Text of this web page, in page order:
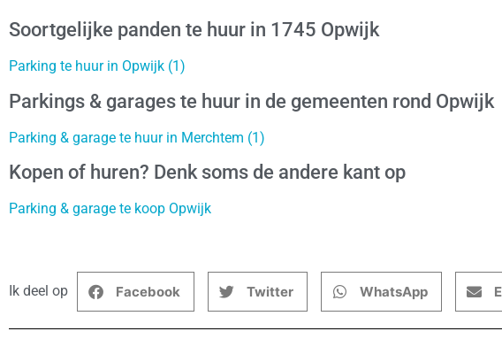
Soortgelijke panden te huur in 1745 Opwijk
Parking te huur in Opwijk (1)
Parkings & garages te huur in de gemeenten rond Opwijk
Parking & garage te huur in Merchtem (1)
Kopen of huren? Denk soms de andere kant op
Parking & garage te koop Opwijk
Ik deel op Facebook Twitter WhatsApp